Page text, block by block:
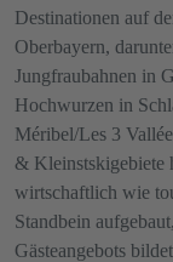
Destinationen auf
Oberbayern,
Jungfraubahnen in
Hochwurzen in
Méribel/Les 3
& Kleinstskigebiete
wirtschaftlich wie
Standbein
Gästeangebots